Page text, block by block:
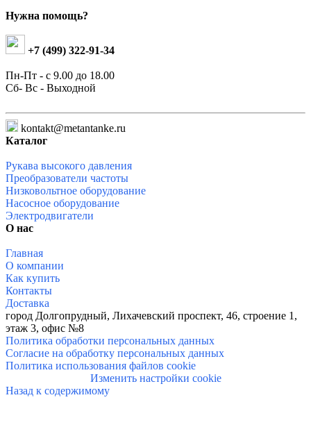
Нужна помощь?
+7 (499) 322-91-34
Пн-Пт - с 9.00 до 18.00
Сб- Вс - Выходной
kontakt@metantanke.ru
Каталог
Рукава высокого давления
Преобразователи частоты
Низковольтное оборудование
Насосное оборудование
Электродвигатели
О нас
Главная
О компании
Как купить
Контакты
Доставка
город Долгопрудный, Лихачевский проспект, 46, строение 1,
этаж 3, офис №8
Политика обработки персональных данных
Согласие на обработку персональных данных
Политика использования файлов cookie
Изменить настройки cookie
Назад к содержимому